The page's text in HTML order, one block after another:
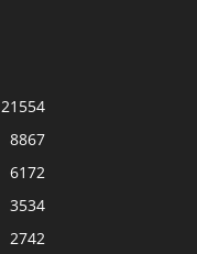
21554
8867
6172
3534
2742